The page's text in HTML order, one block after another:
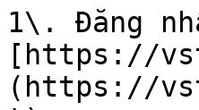
1\. Đăng
[https://
(https://